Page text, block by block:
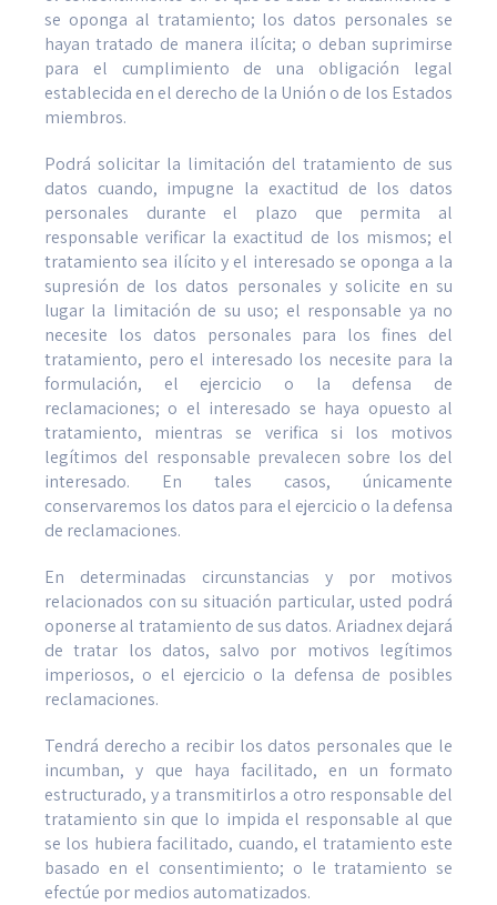
se oponga al tratamiento; los datos personales se
hayan tratado de manera ilícita; o deban suprimirse
para el cumplimiento de una obligación legal
establecida en el derecho de la Unión o de los Estados
miembros.
Podrá solicitar la limitación del tratamiento de sus
datos cuando, impugne la exactitud de los datos
personales durante el plazo que permita al
responsable verificar la exactitud de los mismos; el
tratamiento sea ilícito y el interesado se oponga a la
supresión de los datos personales y solicite en su
lugar la limitación de su uso; el responsable ya no
necesite los datos personales para los fines del
tratamiento, pero el interesado los necesite para la
formulación, el ejercicio o la defensa de
reclamaciones; o el interesado se haya opuesto al
tratamiento, mientras se verifica si los motivos
legítimos del responsable prevalecen sobre los del
interesado. En tales casos, únicamente
conservaremos los datos para el ejercicio o la defensa
de reclamaciones.
En determinadas circunstancias y por motivos
relacionados con su situación particular, usted podrá
oponerse al tratamiento de sus datos. Ariadnex dejará
de tratar los datos, salvo por motivos legítimos
imperiosos, o el ejercicio o la defensa de posibles
reclamaciones.
Tendrá derecho a recibir los datos personales que le
incumban, y que haya facilitado, en un formato
estructurado, y a transmitirlos a otro responsable del
tratamiento sin que lo impida el responsable al que
se los hubiera facilitado, cuando, el tratamiento este
basado en el consentimiento; o le tratamiento se
efectúe por medios automatizados.